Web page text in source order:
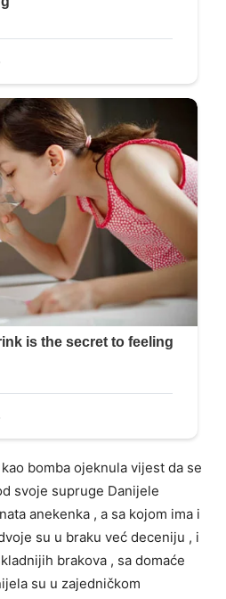
bomba ojeknula vijest da se
svoje supruge Danijele
anekenka , a sa kojom ima i
su u braku već deceniju , i
brakova , sa domaće
su u zajedničkom